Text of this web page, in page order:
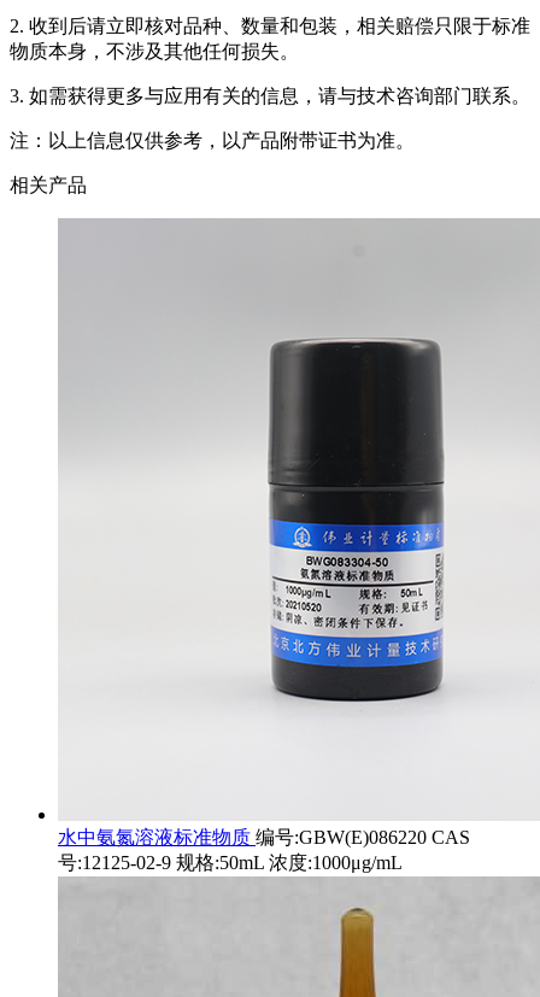
2. 收到后请立即核对品种、数量和包装，相关赔偿只限于标准
物质本身，不涉及其他任何损失。
3. 如需获得更多与应用有关的信息，请与技术咨询部门联系。
注：以上信息仅供参考，以产品附带证书为准。
相关产品
水中氨氮溶液标准物质 编号:GBW(E)086220 CAS
号:12125-02-9 规格:50mL 浓度:1000μg/mL